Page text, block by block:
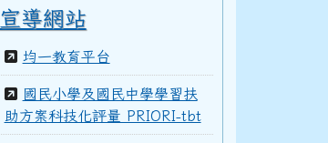
99學年度(100年6月)第40屆丙班
宣導網站
均一教育平台
國民小學及國民中學學習扶
助方案科技化評量 PRIORI-tbt